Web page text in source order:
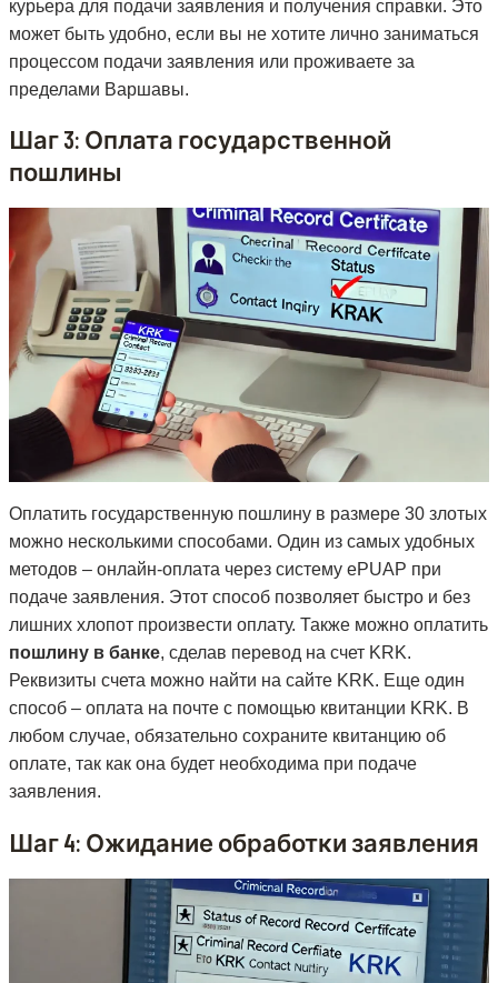
курьера для подачи заявления и получения справки. Это
может быть удобно, если вы не хотите лично заниматься
процессом подачи заявления или проживаете за
пределами Варшавы.
Шаг 3: Оплата государственной
пошлины
Оплатить государственную пошлину в размере 30 злотых
можно несколькими способами. Один из самых удобных
методов – онлайн-оплата через систему ePUAP при
подаче заявления. Этот способ позволяет быстро и без
лишних хлопот произвести оплату. Также можно оплатить
пошлину в банке, сделав перевод на счет KRK.
Реквизиты счета можно найти на сайте KRK. Еще один
способ – оплата на почте с помощью квитанции KRK. В
любом случае, обязательно сохраните квитанцию об
оплате, так как она будет необходима при подаче
заявления.
Шаг 4: Ожидание обработки заявления